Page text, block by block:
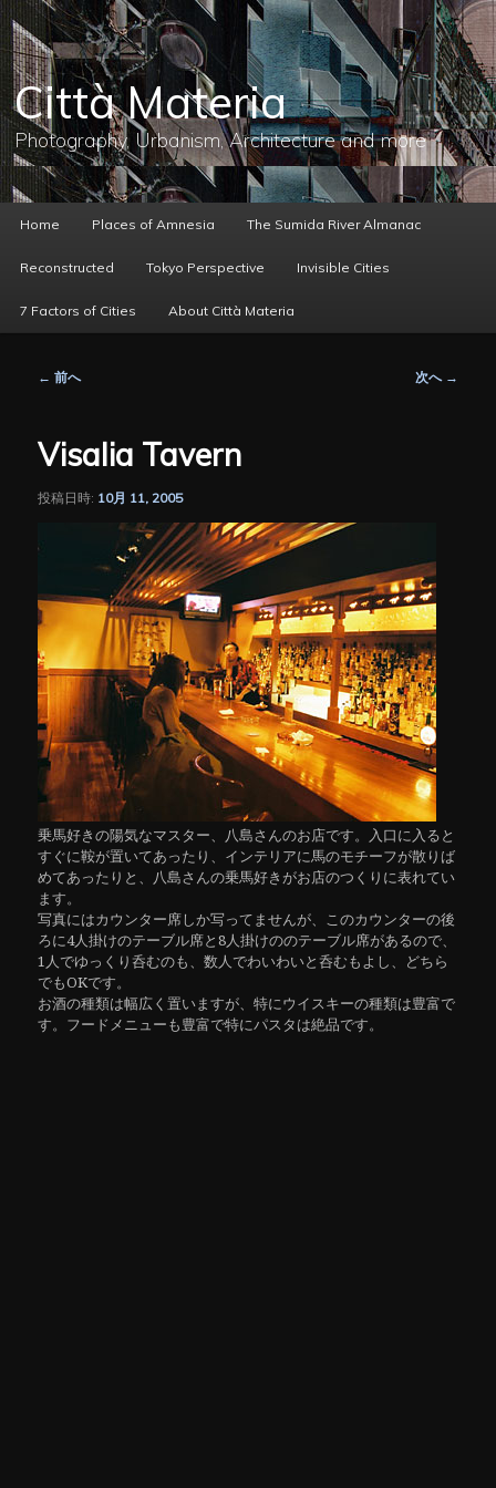
メ
イ
ン
コ
ン
テ
ン
へ
移
動
Città Materia
Photography, Urbanism, Architecture and more
ー
Home Places of Amnesia The Sumida River Almanac
Reconstructed Tokyo Perspective Invisible Cities
7 Factors of Cities About Città Materia
ビ
ゲ
シ
← 前へ 次へ →
Visalia Tavern
投稿日時: 10月 11, 2005
乗馬好きの陽気なマスター、八島さんのお店です。入口に入ると
すぐに鞍が置いてあったり、インテリアに馬のモチーフが散りば
めてあったりと、八島さんの乗馬好きがお店のつくりに表れてい
ます。
写真にはカウンター席しか写ってませんが、このカウンターの後
ろに4人掛けのテーブル席と8人掛けののテーブル席があるので、
1人でゆっくり呑むのも、数人でわいわいと呑むもよし、どちら
でもOKです。
お酒の種類は幅広く置いますが、特にウイスキーの種類は豊富で
す。フードメニューも豊富で特にパスタは絶品です。